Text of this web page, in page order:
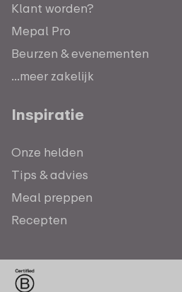
Klant worden?
Mepal Pro
Beurzen & evenementen
...meer zakelijk
Inspiratie
Onze helden
Tips & advies
Meal preppen
Recepten